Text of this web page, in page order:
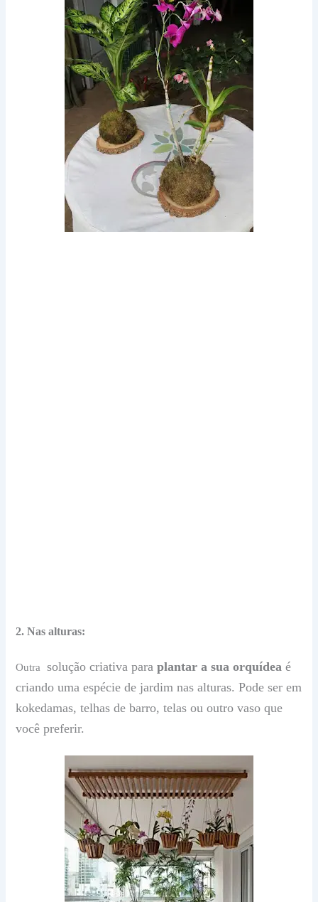
2. Nas alturas:
Outra solução criativa paraplantar a sua orquídea é
criando uma espécie de jardim nas alturas. Pode ser em
kokedamas, telhas de barro, telas ou outro vaso que
você preferir.